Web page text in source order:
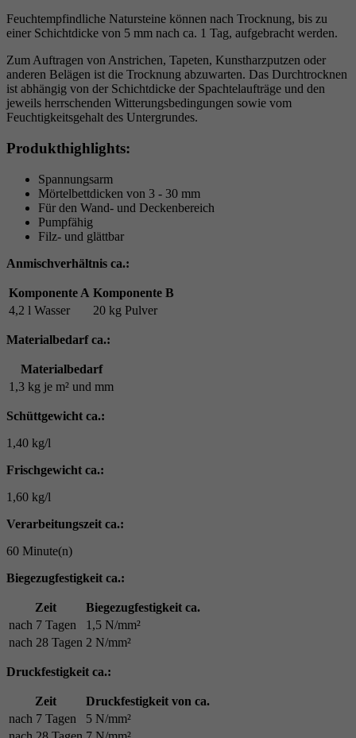
Feuchtempfindliche Natursteine können nach Trocknung, bis zu
einer Schichtdicke von 5 mm nach ca. 1 Tag, aufgebracht werden.
Zum Auftragen von Anstrichen, Tapeten, Kunstharzputzen oder
anderen Belägen ist die Trocknung abzuwarten. Das Durchtrocknen
ist abhängig von der Schichtdicke der Spachtelaufträge und den
jeweils herrschenden Witterungsbedingungen sowie vom
Feuchtigkeitsgehalt des Untergrundes.
Produkthighlights:
Spannungsarm
Mörtelbettdicken von 3 - 30 mm
Für den Wand- und Deckenbereich
Pumpfähig
Filz- und glättbar
Anmischverhältnis ca.:
Komponente A Komponente B
4,2 l Wasser
20 kg Pulver
Materialbedarf ca.:
Materialbedarf
1,3 kg je m² und mm
Schüttgewicht ca.:
1,40 kg/l
Frischgewicht ca.:
1,60 kg/l
Verarbeitungszeit ca.:
60 Minute(n)
Biegezugfestigkeit ca.:
Zeit
Biegezugfestigkeit ca.
nach 7 Tagen
1,5 N/mm²
nach 28 Tagen 2 N/mm²
Druckfestigkeit ca.:
Zeit
Druckfestigkeit von ca.
nach 7 Tagen
5 N/mm²